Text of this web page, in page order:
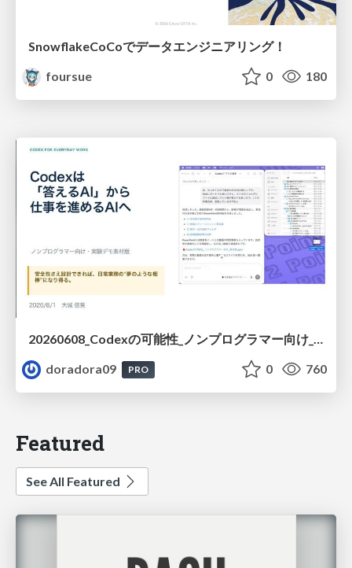
SnowflakeCoCoでデータエンジニアリング！
foursue
0 180
20260608_Codexの可能性_ノンプログラマー向け_大城追記
doradora09
PRO 0 760
Featured
See All Featured